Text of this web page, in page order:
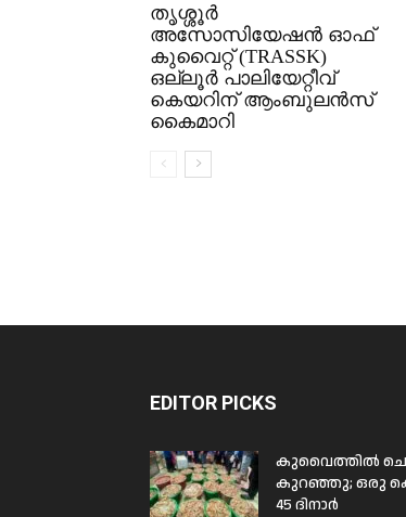
തൃശ്ശൂർ
അസോസിയേഷൻ ഓഫ്
കുവൈറ്റ്‌ (TRASSK)
ഒല്ലൂർ പാലിയേറ്റീവ്
കെയറിന് ആംബുലൻസ്
കൈമാറി
EDITOR PICKS
കുവൈത്തിൽ
കുറഞ്ഞു; ഒരു
45 ദിനാർ